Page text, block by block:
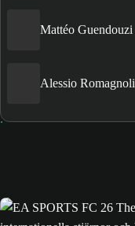
Mattéo Guendouzi
Alessio Romagnoli